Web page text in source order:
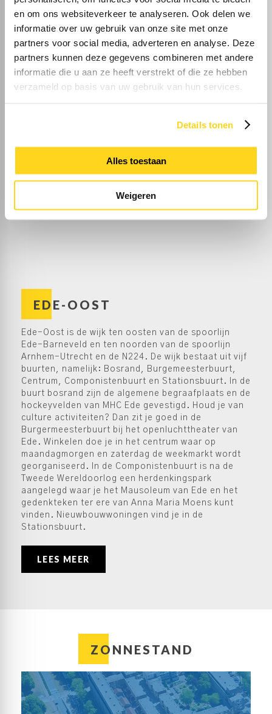
en om ons websiteverkeer te analyseren. Ook delen we
informatie over uw gebruik van onze site met onze
partners voor social media, adverteren en analyse. Deze
partners kunnen deze gegevens combineren met andere
informatie die u aan ze heeft verstrekt of die ze hebben
verzameld op basis van uw gebruik van hun services.
Details tonen
Alles toestaan
Weigeren
EDE-OOST
Ede-Oost is de wijk ten oosten van de spoorlijn
Ede-Barneveld en ten noorden van de spoorlijn
Arnhem-Utrecht en de N224. De wijk bestaat uit vijf
buurten, namelijk: Bosrand, Burgemeesterbuurt,
Centrum, Componistenbuurt en Stationsbuurt. In de
buurt bosrand zijn de algemene begraafplaats en de
hockeyvelden van MHC Ede gevestigd. Houd je van
culture activiteiten? Dan zit je goed in de
Burgermeesterbuurt bij het openluchttheater van
Ede. Winkelen doe je in het centrum waar op
maandagmorgen en zaterdag de weekmarkt wordt
georganiseerd. In de Componistenbuurt is na de
Tweede Wereldoorlog een herdenkingspark
aangelegd waar je het Mausoleum van Ede en het
gedenkteken ter ere van Anna Maria Moens kunt
vinden. Nieuwbouwwoningen vind je in de
Stationsbuurt.
LEES MEER
ZONNESTAND